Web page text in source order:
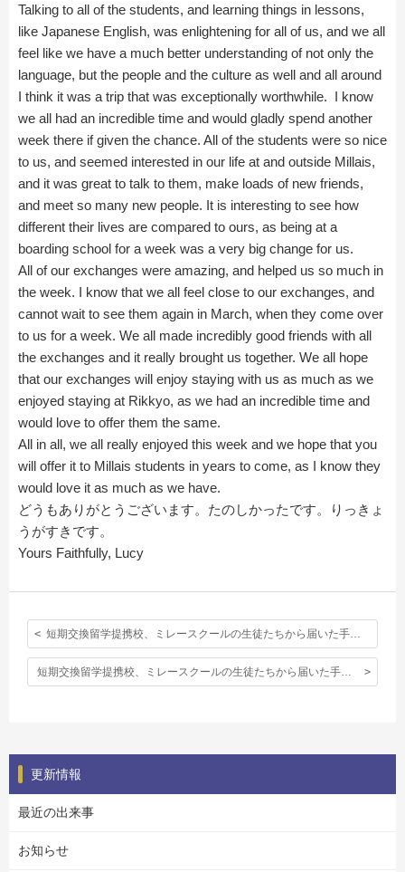
Talking to all of the students, and learning things in lessons,
like Japanese English, was enlightening for all of us, and we all
feel like we have a much better understanding of not only the
language, but the people and the culture as well and all around
I think it was a trip that was exceptionally worthwhile. I know
we all had an incredible time and would gladly spend another
week there if given the chance. All of the students were so nice
to us, and seemed interested in our life at and outside Millais,
and it was great to talk to them, make loads of new friends,
and meet so many new people. It is interesting to see how
different their lives are compared to ours, as being at a
boarding school for a week was a very big change for us.
All of our exchanges were amazing, and helped us so much in
the week. I know that we all feel close to our exchanges, and
cannot wait to see them again in March, when they come over
to us for a week. We all made incredibly good friends with all
the exchanges and it really brought us together. We all hope
that our exchanges will enjoy staying with us as much as we
enjoyed staying at Rikkyo, as we had an incredible time and
would love to offer them the same.
All in all, we all really enjoyed this week and we hope that you
will offer it to Millais students in years to come, as I know they
would love it as much as we have.
どうもありがとうございます。たのしかったです。りっきょ
うがすきです。
Yours Faithfully, Lucy
更新情報
最近の出来事
お知らせ